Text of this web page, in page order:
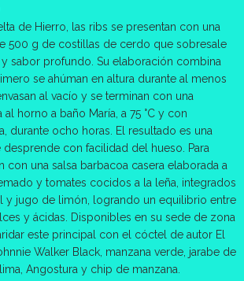
de Hierro, las ribs se presentan con una
500 g de costillas de cerdo que sobresale
sabor profundo. Su elaboración combina
se ahúman en altura durante al menos
al vacío y se terminan con una
horno a baño María, a 75 °C y con
durante ocho horas. El resultado es una
desprende con facilidad del hueso. Para
con una salsa barbacoa casera elaborada a
y tomates cocidos a la leña, integrados
y jugo de limón, logrando un equilibrio entre
y ácidas. Disponibles en su sede de zona
este principal con el cóctel de autor El
Walker Black, manzana verde, jarabe de
Angostura y chip de manzana.